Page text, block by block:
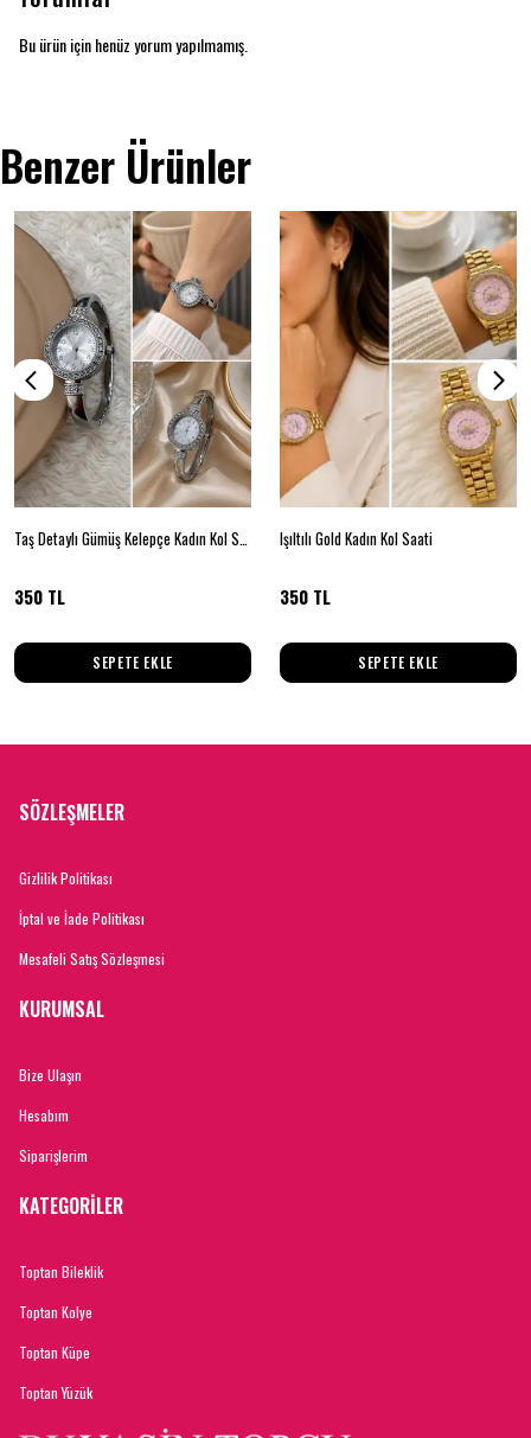
Bu ürün için henüz yorum yapılmamış.
Benzer Ürünler
Taş Detaylı Gümüş Kelepçe Kadın Kol Saati
350 TL
SEPETE EKLE
Işıltılı Gold Kadın Kol Saati
350 TL
SEPETE EKLE
SÖZLEŞMELER
Gizlilik Politikası
İptal ve İade Politikası
Mesafeli Satış Sözleşmesi
KURUMSAL
Bize Ulaşın
Hesabım
Siparişlerim
KATEGORİLER
Toptan Bileklik
Toptan Kolye
Toptan Küpe
Toptan Yüzük